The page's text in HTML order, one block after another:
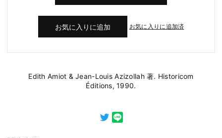
お気に入りに追加済
Edith Amiot & Jean-Louis Azizollah 著. Historicom
Éditions, 1990.